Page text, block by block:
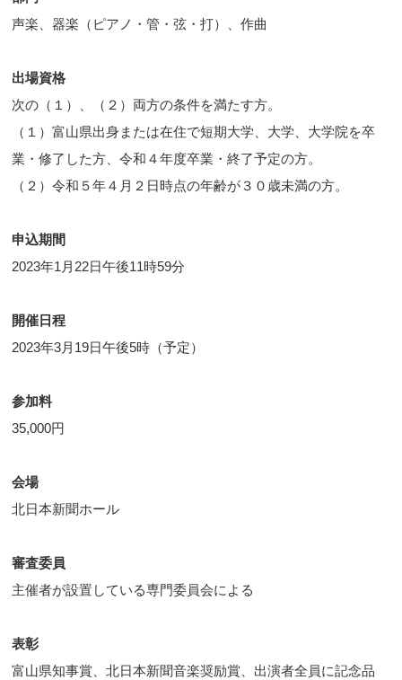
声楽、器楽（ピアノ・管・弦・打）、作曲
出場資格
次の（１）、（２）両方の条件を満たす方。
（１）富山県出身または在住で短期大学、大学、大学院を卒
業・修了した方、令和４年度卒業・終了予定の方。
（２）令和５年４月２日時点の年齢が３０歳未満の方。
申込期間
2023年1月22日午後11時59分
開催日程
2023年3月19日午後5時（予定）
参加料
35,000円
会場
北日本新聞ホール
審査委員
主催者が設置している専門委員会による
表彰
富山県知事賞、北日本新聞音楽奨励賞、出演者全員に記念品